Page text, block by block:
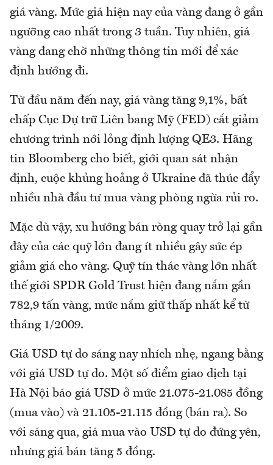
giá vàng. Mức giá hiện nay của vàng đang ở gần
ngưỡng cao nhất trong 3 tuần. Tuy nhiên, giá
vàng đang chờ những thông tin mới để xác
định hướng đi.
Từ đầu năm đến nay, giá vàng tăng 9,1%, bất
chấp Cục Dự trữ Liên bang Mỹ (FED) cắt giảm
chương trình nới lỏng định lượng QE3. Hãng
tin Bloomberg cho biết, giới quan sát nhận
định, cuộc khủng hoảng ở Ukraine đã thúc đẩy
nhiều nhà đầu tư mua vàng phòng ngừa rủi ro.
Mặc dù vậy, xu hướng bán ròng quay trở lại gần
đây của các quỹ lớn đang ít nhiều gây sức ép
giảm giá cho vàng. Quỹ tín thác vàng lớn nhất
thế giới SPDR Gold Trust hiện đang nắm gần
782,9 tấn vàng, mức nắm giữ thấp nhất kể từ
tháng 1/2009.
Giá USD tự do sáng nay nhích nhẹ, ngang bằng
với giá USD tự do. Một số điểm giao dịch tại
Hà Nội báo giá USD ở mức 21.075-21.085 đồng
(mua vào) và 21.105-21.115 đồng (bán ra). So
với sáng qua, giá mua vào USD tự do đứng yên,
nhưng giá bán tăng 5 đồng.